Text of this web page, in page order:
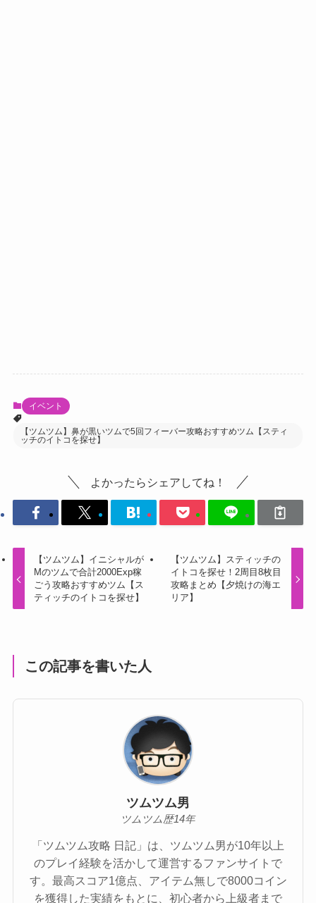
イベント
【ツムツム】鼻が黒いツムで5回フィーバー攻略おすすめツム【スティ
ッチのイトコを探せ】
よかったらシェアしてね！
【ツムツム】イニシャルが
Mのツムで合計2000Exp稼
ごう攻略おすすめツム【ス
ティッチのイトコを探せ】
【ツムツム】スティッチの
イトコを探せ！2周目8枚目
攻略まとめ【夕焼けの海エ
リア】
この記事を書いた人
ツムツム男
ツムツム歴14年
「ツムツム攻略 日記」は、ツムツム男が10年以上
のプレイ経験を活かして運営するファンサイトで
す。最高スコア1億点、アイテム無しで8000コイン
を獲得した実績をもとに、初心者から上級者まで